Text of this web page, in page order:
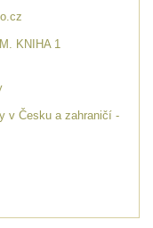
KNIHA 1
v Česku a zahraničí -